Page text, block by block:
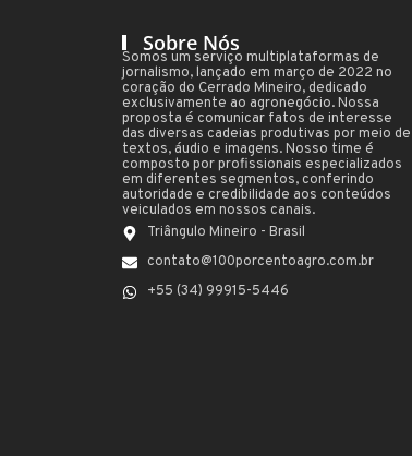
Sobre Nós
Somos um serviço multiplataformas de
jornalismo, lançado em março de 2022 no
coração do Cerrado Mineiro, dedicado
exclusivamente ao agronegócio. Nossa
proposta é comunicar fatos de interesse
das diversas cadeias produtivas por meio de
textos, áudio e imagens. Nosso time é
composto por profissionais especializados
em diferentes segmentos, conferindo
autoridade e credibilidade aos conteúdos
veiculados em nossos canais.
Triângulo Mineiro - Brasil
contato@100porcentoagro.com.br
+55 (34) 99915-5446